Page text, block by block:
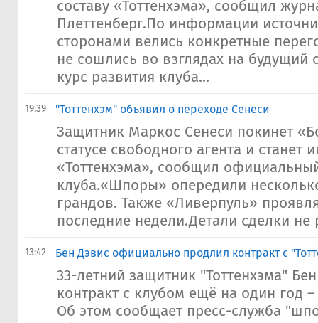
составу «Тоттенхэма», сообщил
Плеттенберг.По информации
сторонами велись конкретные
не сошлись во взглядах на будущий
курс развития клуба...
19:39 "Тоттенхэм" объявил о переходе Сенеси
Защитник Маркос Сенеси покинет
статусе свободного агента и станет
«Тоттенхэма», сообщил
клуба.«Шпоры» опередили
грандов. Также «Ливерпуль»
последние недели.Детали сделки не
13:42 Бен Дэвис официально продлил контракт с
33-летний защитник "Тоттенхэма"
контракт с клубом ещё на один год –
Об этом сообщает пресс-служба